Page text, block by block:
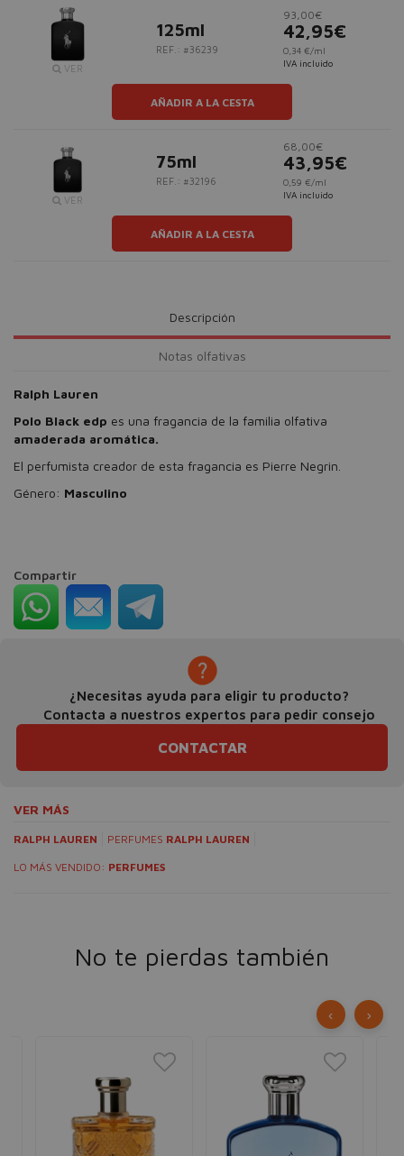
VER
125ml
REF.: #36239
93,00€
42,95€
0,34 €/ml
IVA incluido
AÑADIR A LA CESTA
VER
75ml
REF.: #32196
68,00€
43,95€
0,59 €/ml
IVA incluido
AÑADIR A LA CESTA
Descripción
Notas olfativas
Ralph Lauren
Polo Black edp es una fragancia de la familia olfativa
amaderada aromática.
El perfumista creador de esta fragancia es Pierre Negrin.
Género: Masculino
Compartir
¿Necesitas ayuda para eligir tu producto?
Contacta a nuestros expertos para pedir consejo
CONTACTAR
VER MÁS
RALPH LAUREN PERFUMES RALPH LAUREN
LO MÁS VENDIDO: PERFUMES
No te pierdas también
‹ ›